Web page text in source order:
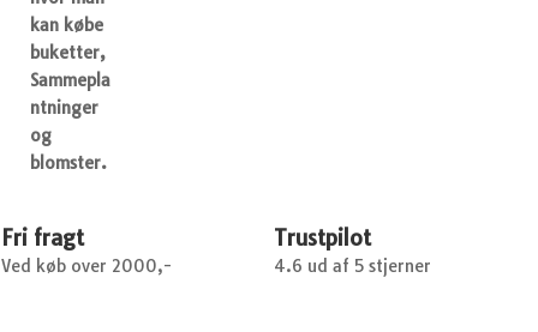
kan købe
buketter,
Sammepla
ntninger
og
blomster.
Fri fragt
Ved køb over 2000,-
Trustpilot
4.6 ud af 5 stjerner